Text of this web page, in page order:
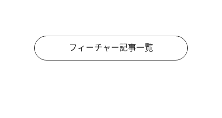
フィーチャー記事一覧